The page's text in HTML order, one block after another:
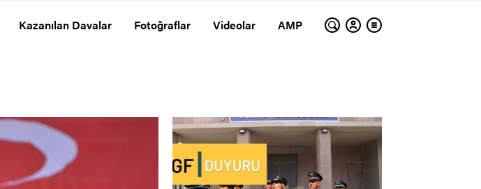
Kazanılan Davalar Fotoğraflar Videolar AMP